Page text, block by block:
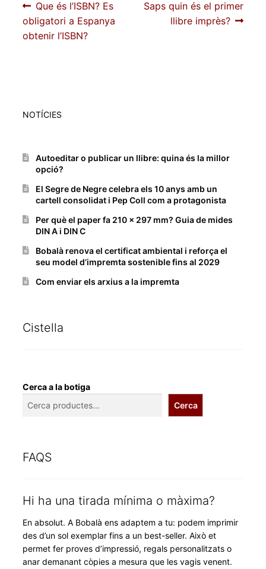
Navegació
d'entrades
Entrada
anterior:
Que és l’ISBN? Es
obligatori a Espanya
obtenir l’ISBN?
Pròxima
entrada:
Saps quin és el primer
llibre imprès?
NOTÍCIES
Autoeditar o publicar un llibre: quina és la millor
opció?
El Segre de Negre celebra els 10 anys amb un
cartell consolidat i Pep Coll com a protagonista
Per què el paper fa 210 x 297 mm? Guia de mides
DIN A i DIN C
Bobalà renova el certificat ambiental i reforça el
seu model d’impremta sostenible fins al 2029
Com enviar els arxius a la impremta
Cistella
Cerca a la botiga
Cerca
FAQS
Hi ha una tirada mínima o màxima?
En absolut. A Bobalà ens adaptem a tu: podem imprimir
des d’un sol exemplar fins a un best-seller. Això et
permet fer proves d’impressió, regals personalitzats o
anar demanant còpies a mesura que les vagis venent.